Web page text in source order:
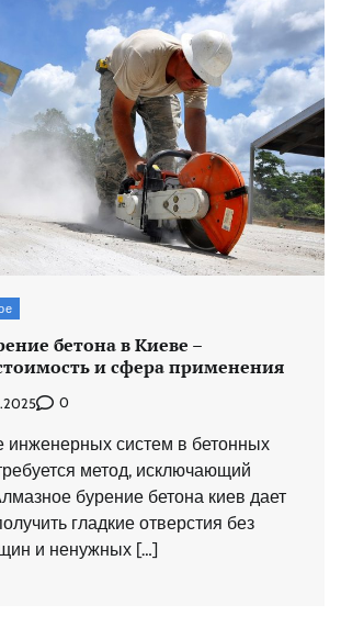
бетона в Киеве –
и сфера применения
0
инженерных систем в бетонных
метод, исключающий
бурение бетона киев дает
гладкие отверстия без
и ненужных […]